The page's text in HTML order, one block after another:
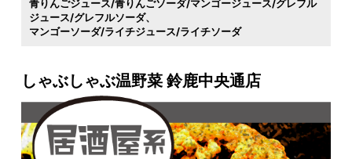
青りんごジュース/青りんごソーダ/マンゴージュース/グレフル
ジュース/グレフルソーダ
マンゴーソーダ/ライチジュース/ライチソーダ
しゃぶしゃぶ温野菜 鈴鹿中央通店